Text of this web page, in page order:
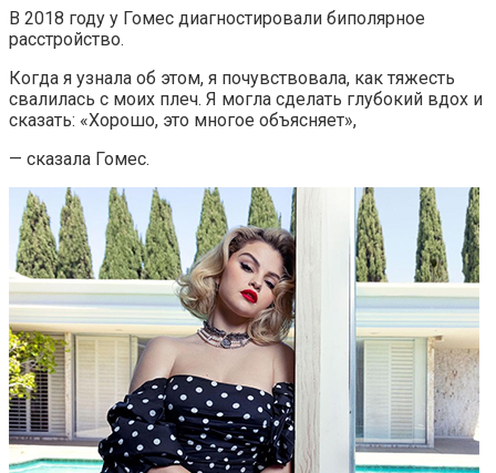
В 2018 году у Гомес диагностировали биполярное
расстройство.
Когда я узнала об этом, я почувствовала, как тяжесть
свалилась с моих плеч. Я могла сделать глубокий вдох и
сказать: «Хорошо, это многое объясняет»,
— сказала Гомес.